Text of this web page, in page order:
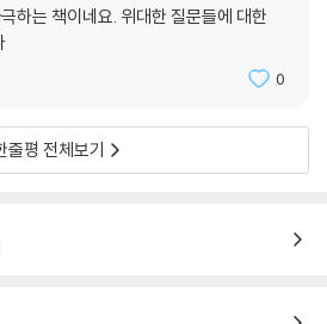
주가 창조되고 지구가 형성되어 인류가 나타
된 138억 년 전부터 지금의 우리에게 이르
스는 프랑스인들이 가장 사랑하는 천체물리
받았다. 우리가 시초의 시초라고 생각하는
습일 수 있다는 것을 일깨워준다. 천체물리
알려준다. 그러면서 우주에 최초의 원자가
하는 책이네요. 위대한 질문들에 대한
0
줄평 전체보기